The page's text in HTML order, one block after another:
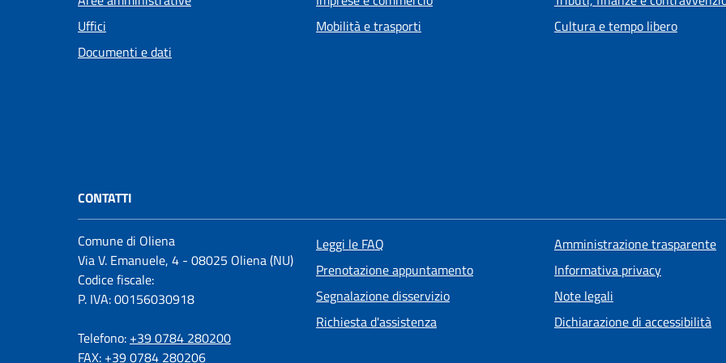
Uffici
Documenti e dati
Mobilità e trasporti
Cultura e tempo libero
CONTATTI
Comune di Oliena
Via V. Emanuele, 4 - 08025 Oliena (NU)
Codice fiscale:
P. IVA: 00156030918
Telefono: +39 0784 280200
FAX: +39 0784 280206
Leggi le FAQ
Prenotazione appuntamento
Segnalazione disservizio
Richiesta d'assistenza
Amministrazione trasparente
Informativa privacy
Note legali
Dichiarazione di accessibilità